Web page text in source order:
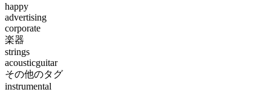
happy
advertising
corporate
楽器
strings
acousticguitar
その他のタグ
instrumental